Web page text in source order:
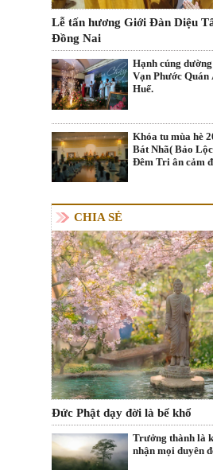
Lễ tấn hương Giới Đàn Diệu
Đồng Nai
Hạnh cúng
Vạn Phước Quán
Huế.
Khóa tu mùa hè
Bát Nhã( Bảo
Đêm Tri ân cảm
CHIA SẺ
Đức Phật dạy đời là bể khổ
Trưởng thành là
nhận mọi duyên